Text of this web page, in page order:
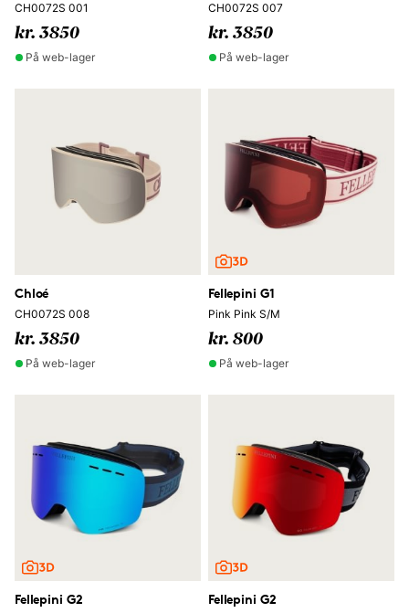
CH0072S 001
kr. 3850
På web-lager
CH0072S 007
kr. 3850
På web-lager
Chloé
CH0072S 008
kr. 3850
På web-lager
Fellepini G1
Pink Pink S/M
kr. 800
På web-lager
Fellepini G2 Fellepini G2